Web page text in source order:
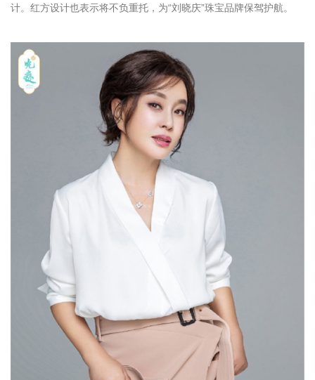
计。红方设计也表示将不负重托，为“刘晓庆”珠宝品牌保驾护航。